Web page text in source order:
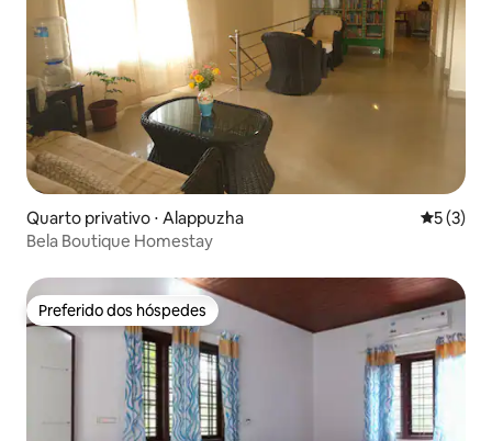
Quarto privativo ⋅ Alappuzha 5 de
5 (3)
Bela Boutique Homestay
Preferido dos hóspedes
Preferido dos hóspedes